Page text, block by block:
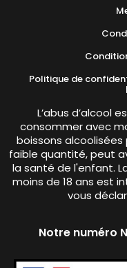
Politique de
L’abus d’alcool
consommer avec
boissons
faible quantité, peut
la santé de l'enfant.
moins de 18 ans est
vous
Notre numéro